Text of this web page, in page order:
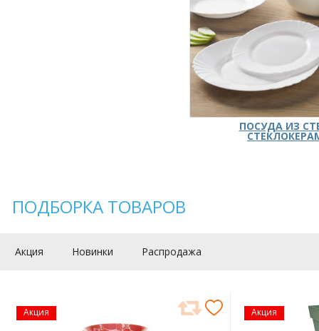
ПОСУДА ИЗ
ПОДБОРКА ТОВАРОВ
Акция Новинки Распродажа
Акция Акция